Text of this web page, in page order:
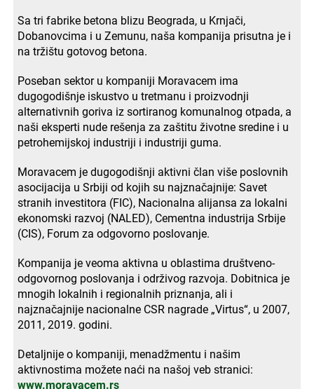
Sa tri fabrike betona blizu Beograda, u Krnjači,
Dobanovcima i u Zemunu, naša kompanija prisutna je i
na tržištu gotovog betona.
Poseban sektor u kompaniji Moravacem ima
dugogodišnje iskustvo u tretmanu i proizvodnji
alternativnih goriva iz sortiranog komunalnog otpada, a
naši eksperti nude rešenja za zaštitu životne sredine i u
petrohemijskoj industriji i industriji guma.
Moravacem je dugogodišnji aktivni član više poslovnih
asocijacija u Srbiji od kojih su najznačajnije: Savet
stranih investitora (FIC), Nacionalna alijansa za lokalni
ekonomski razvoj (NALED), Cementna industrija Srbije
(CIS), Forum za odgovorno poslovanje.
Kompanija je veoma aktivna u oblastima društveno-
odgovornog poslovanja i održivog razvoja. Dobitnica je
mnogih lokalnih i regionalnih priznanja, ali i
najznačajnije nacionalne CSR nagrade „Virtus“, u 2007,
2011, 2019. godini.
Detaljnije o kompaniji, menadžmentu i našim
aktivnostima možete naći na našoj veb stranici:
www.moravacem.rs